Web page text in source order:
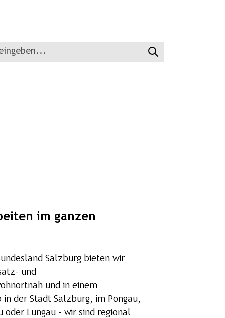
Suchen
im ganzen
Salzburg bieten wir
und
und in einem
der Stadt Salzburg, im Pongau,
oder Lungau – wir sind regional